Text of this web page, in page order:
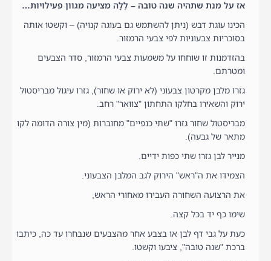
אז על מנת שתהיה שנה טובה – לֶלָה מציעה מגוון פעילויות…
הכינו עוגת דבש (ניתן להשתמש גם בעוגה קנויה) – וקשטו אותה
בסוכריות צבעוניות לפי צבעי הרמזור.
בהזדמנות זו שוחחו על משמעות צבעי הרמזור, סדר הצבעים
ומטרתם.
גזרו מלבן מקרטון צבעוני (לא ירוק או שחור), גזרו עיגול מבריסטול
ירוק והשאירו בחלקו התחתון "צוואר" רחב.
מבריסטול שחור גזרו "שתי כנפיים" מחוברות (מין צורה הדומה לקו
מתאר של גבעה).
מנייר לבן גזרו שתי כפות ידיים.
הצמידו את ה"ראש" הירוק לגב המלבן הצבעוני.
את הרצועה השחורה העבירו מאחורי הראש,
שימו כף יד בכל קצה.
כעת על גבי דף לבן או בצבע אחר מהצבעים שנבחרו עד כה, כיתבו
ברכת "שנה טובה", ציבעו וקשטו.